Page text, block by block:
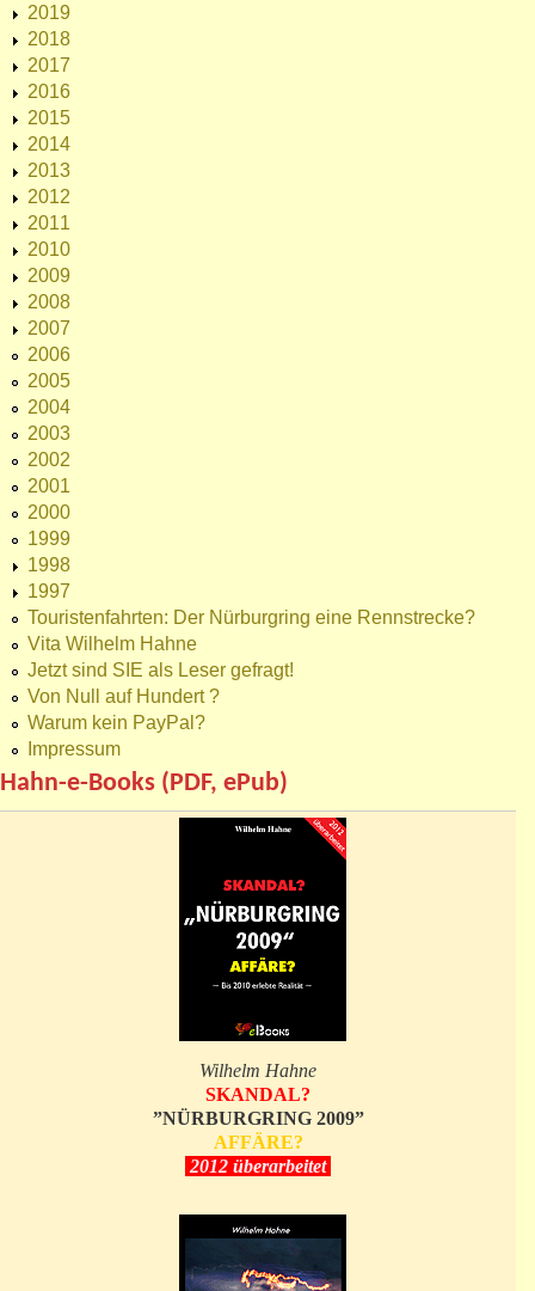
2019
2018
2017
2016
2015
2014
2013
2012
2011
2010
2009
2008
2007
2006
2005
2004
2003
2002
2001
2000
1999
1998
1997
Touristenfahrten: Der Nürburgring eine Rennstrecke?
Vita Wilhelm Hahne
Jetzt sind SIE als Leser gefragt!
Von Null auf Hundert ?
Warum kein PayPal?
Impressum
Hahn-e-Books (PDF, ePub)
Wilhelm Hahne
SKANDAL?
”NÜRBURGRING 2009”
AFFÄRE?
2012 überarbeitet